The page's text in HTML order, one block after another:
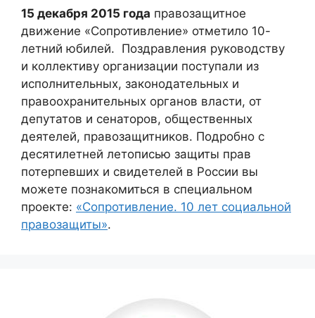
15 декабря 2015 года правозащитное
движение «Сопротивление» отметило 10-
летний юбилей. Поздравления руководству
и коллективу организации поступали из
исполнительных, законодательных и
правоохранительных органов власти, от
депутатов и сенаторов, общественных
деятелей, правозащитников. Подробно с
десятилетней летописью защиты прав
потерпевших и свидетелей в России вы
можете познакомиться в специальном
проекте: «Сопротивление. 10 лет социальной
правозащиты».